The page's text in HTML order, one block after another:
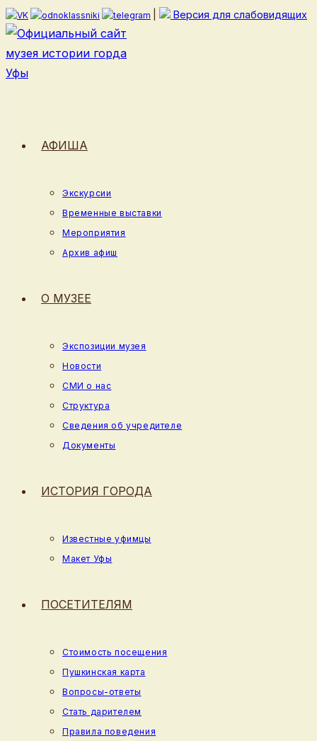
Перейти
к
содержимому
Версия для слабовидящих
АФИША
Экскурсии
Временные выставки
Мероприятия
Архив афиш
О МУЗЕЕ
Экспозиции музея
Новости
СМИ о нас
Структура
Сведения об учредителе
Документы
ИСТОРИЯ ГОРОДА
Известные уфимцы
Макет Уфы
ПОСЕТИТЕЛЯМ
Стоимость посещения
Пушкинская карта
Вопросы-ответы
Стать дарителем
Правила поведения